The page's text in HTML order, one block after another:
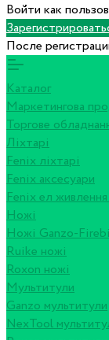
Войти как
После
Каталог
Маркетингова
Торгове
Ліхтарі
Fenix ліхтарі
Fenix аксесуари
Fenix ел
Ножі
Ножі Ganzo-
Ruike ножі
Roxon ножi
Мультитули
Ganzo мультитули
NexTool